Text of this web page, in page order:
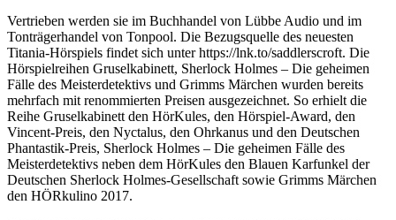
Vertrieben werden sie im Buchhandel von Lübbe Audio und im
Tonträgerhandel von Tonpool. Die Bezugsquelle des neuesten
Titania-Hörspiels findet sich unter https://lnk.to/saddlerscroft. Die
Hörspielreihen Gruselkabinett, Sherlock Holmes – Die geheimen
Fälle des Meisterdetektivs und Grimms Märchen wurden bereits
mehrfach mit renommierten Preisen ausgezeichnet. So erhielt die
Reihe Gruselkabinett den HörKules, den Hörspiel-Award, den
Vincent-Preis, den Nyctalus, den Ohrkanus und den Deutschen
Phantastik-Preis, Sherlock Holmes – Die geheimen Fälle des
Meisterdetektivs neben dem HörKules den Blauen Karfunkel der
Deutschen Sherlock Holmes-Gesellschaft sowie Grimms Märchen
den HÖRkulino 2017.